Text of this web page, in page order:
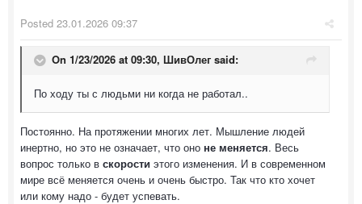
Posted 23.01.2026 09:37
On 1/23/2026 at 09:30, ШивОлег said:
По ходу ты с людьми ни когда не работал..
Постоянно. На протяжении многих лет. Мышление людей
инертно, но это не означает, что оно не меняется. Весь
вопрос только в скорости этого изменения. И в современном
мире всё меняется очень и очень быстро. Так что кто хочет
или кому надо - будет успевать.